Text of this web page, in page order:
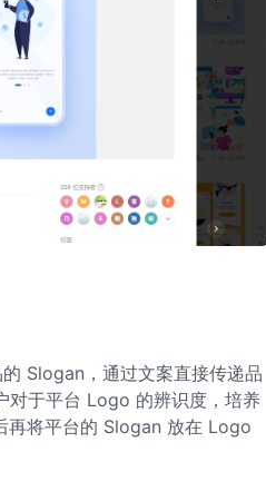
Slogan，通过文案直接传递品
对于平台 Logo 的辨识度，培养
再将平台的 Slogan 放在 Logo